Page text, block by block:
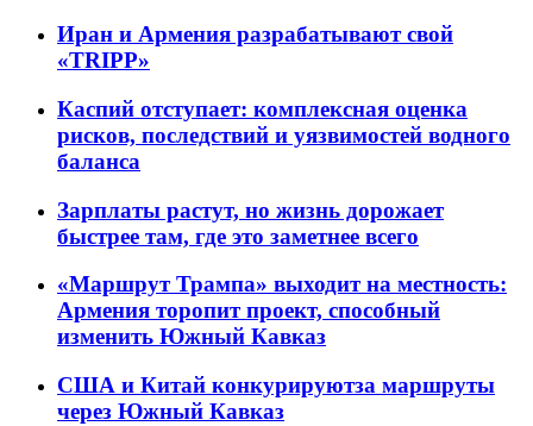
Иран и Армения разрабатывают свой
«TRIPP»
Каспий отступает: комплексная оценка
рисков, последствий и уязвимостей водного
баланса
Зарплаты растут, но жизнь дорожает
быстрее там, где это заметнее всего
«Маршрут Трампа» выходит на местность:
Армения торопит проект, способный
изменить Южный Кавказ
США и Китай конкурируютза маршруты
через Южный Кавказ